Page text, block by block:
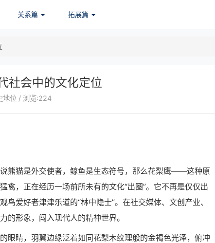
关系篇 拓展篇
社会中的文化定位
地位 / 浏览:224
熊猫是外交使者，鲸鱼是生态符号，那么花梨鹰——这种原
禽，正在经历一场前所未有的文化“出圈”。它不再是仅仅出
爱好者津津乐道的“林中隐士”。在社交媒体、文创产业、
的形象，闯入现代人的精神世界。
眼睛，羽翼边缘泛着如同花梨木纹理般的金褐色光泽，俯冲